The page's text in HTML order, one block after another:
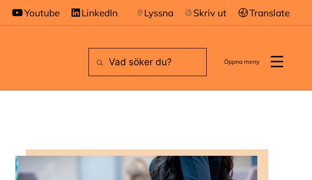
Youtube LinkedIn Lyssna Skriv ut Translate
Öppna meny